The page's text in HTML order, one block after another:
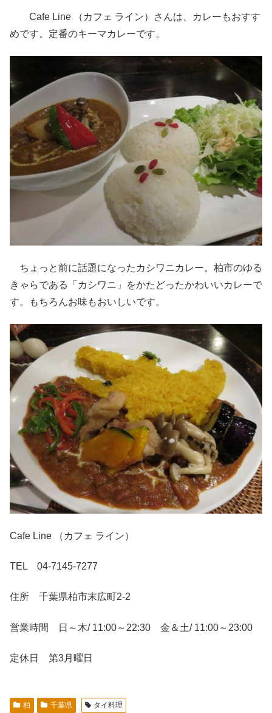
Cafe Line （カフェ ライン）さんは、カレーもおすす
めです。定番のキーマカレーです。
ちょっと前に話題になったカシワニカレー。柏市のゆる
きゃらである「カシワニ」をかたどったかわいいカレーで
す。もちろんお味もおいしいです。
Cafe Line （カフェ ライン）
TEL 04-7145-7277
住所 千葉県柏市末広町2-2
営業時間 日～木/ 11:00～22:30 金＆土/ 11:00～23:00
定休日 第3月曜日
柏 千葉県 タイ料理